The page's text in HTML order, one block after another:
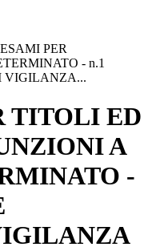
PER
- n.1
VIGILANZA...
TITOLI ED
A
-